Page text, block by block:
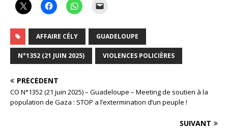
AFFAIRE CÉLY GUADELOUPE
N°1352 (21 JUIN 2025) VIOLENCES POLICIÈRES
PRÉCÉDENT
CO N°1352 (21 juin 2025) – Guadeloupe – Meeting de soutien à la
population de Gaza : STOP a l’extermination d’un peuple !
SUIVANT